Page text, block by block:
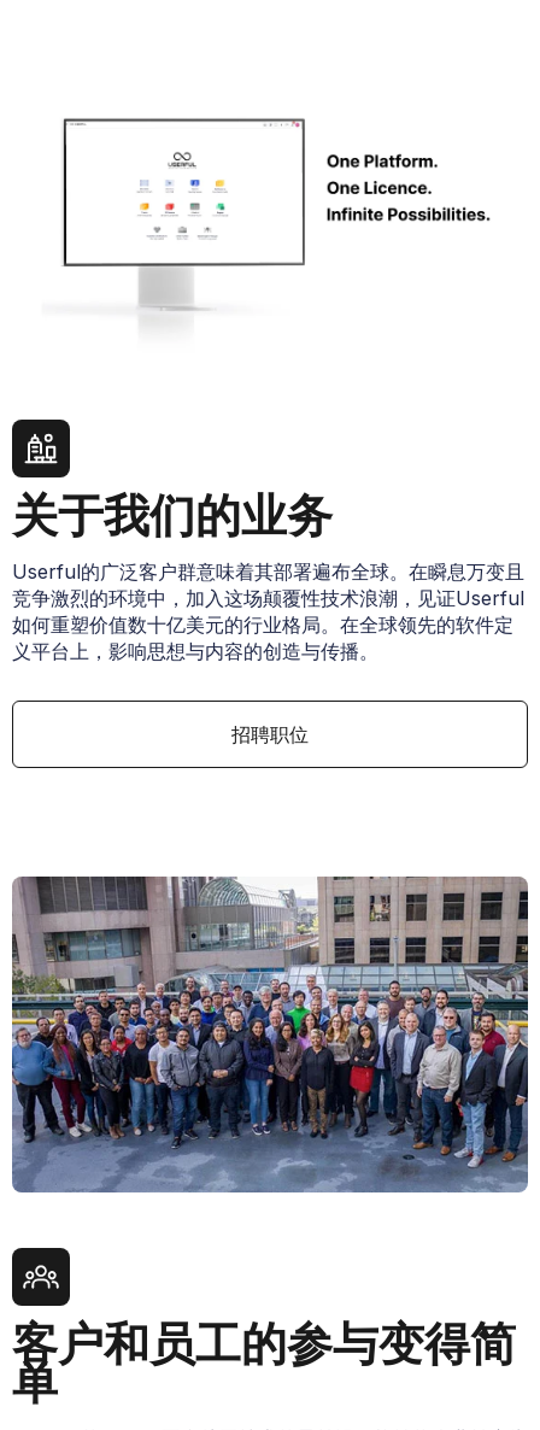
关于我们的业务
Userful的广泛客户群意味着其部署遍布全球。在瞬息万变且
竞争激烈的环境中，加入这场颠覆性技术浪潮，见证Userful
如何重塑价值数十亿美元的行业格局。在全球领先的软件定
义平台上，影响思想与内容的创造与传播。
招聘职位
客户和员工的参与变得简
单